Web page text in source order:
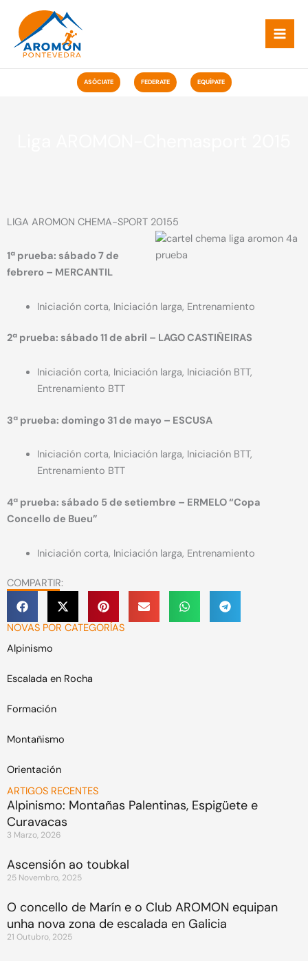
contido
ASÓCIATE FEDERATE EQUÍPATE
LIGA AROMON CHEMA-SPORT 20155
1ª prueba: sábado 7 de
febrero – MERCANTIL
Iniciación corta, Iniciación larga, Entrenamiento
2ª prueba: sábado 11 de abril – LAGO CASTIÑEIRAS
Iniciación corta, Iniciación larga, Iniciación BTT,
Entrenamiento BTT
3ª prueba: domingo 31 de mayo – ESCUSA
Iniciación corta, Iniciación larga, Iniciación BTT,
Entrenamiento BTT
4ª prueba: sábado 5 de setiembre – ERMELO “Copa
Concello de Bueu”
Iniciación corta, Iniciación larga, Entrenamiento
COMPARTIR:
NOVAS POR CATEGORÍAS
Alpinismo
Escalada en Rocha
Formación
Montañismo
Orientación
ARTIGOS RECENTES
Alpinismo: Montañas Palentinas, Espigüete e
Curavacas
3 Marzo, 2026
Ascensión ao toubkal
25 Novembro, 2025
O concello de Marín e o Club AROMON equipan
unha nova zona de escalada en Galicia
21 Outubro, 2025